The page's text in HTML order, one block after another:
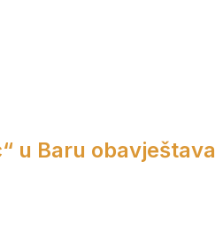
u Baru obavještava